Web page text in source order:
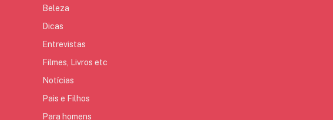
Beleza
Dicas
Entrevistas
Filmes, Livros etc
Notícias
Pais e Filhos
Para homens